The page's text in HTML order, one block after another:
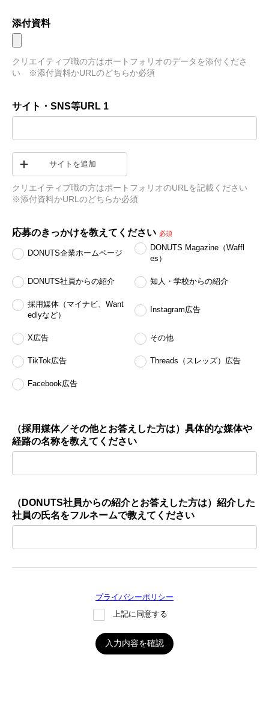
添付資料
クリエイティブ職の方はポートフォリオのデータを添付くださ
い　※添付資料かURLのどちらか必須
サイト・SNS等URL 1
サイトを追加
クリエイティブ職の方はポートフォリオのURLを記載ください
※添付資料かURLのどちらか必須
応募のきっかけを教えてください 必須
DONUTS企業ホームページ
DONUTS Magazine（Waffl
es）
DONUTS社員からの紹介 知人・学校からの紹介
採用媒体（マイナビ、Want
edlyなど）
Instagram広告
X広告 その他
TikTok広告 Threads（スレッズ）広告
Facebook広告
（採用媒体／その他とお答えした方は）具体的な媒体や
経路の名称を教えてください
（DONUTS社員からの紹介とお答えした方は）紹介した
社員の氏名をフルネームで教えてください
プライバシーポリシー
上記に同意する
入力内容を確認